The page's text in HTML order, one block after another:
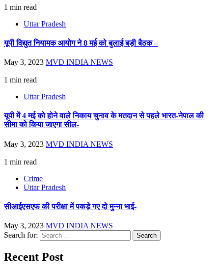
1 min read
Uttar Pradesh
यूपी विद्युत नियामक आयोग ने 8 मई को बुलाई बड़ी बैठक –
May 3, 2023 MVD INDIA NEWS
1 min read
Uttar Pradesh
यूपी में 4 मई को होने वाले निकाय चुनाव के मतदान से पहले भारत-नेपाल की
सीमा को किया जाएगा सील-
May 3, 2023 MVD INDIA NEWS
1 min read
Crime
Uttar Pradesh
सीआईएसएफ की परीक्षा में पकड़े गए दो मुन्ना भाई-
May 3, 2023 MVD INDIA NEWS
Search for:
Recent Post